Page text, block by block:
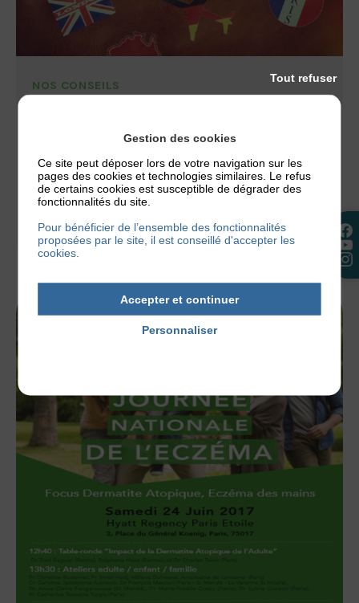
NOS CONSEILS
primordiale pour le bien-être des patients
atopiques. Voici nos différents conseils, pour
préparer...
21 juillet 2017
Gestion des cookies
Ce site peut déposer lors de votre navigation sur les
pages des cookies et technologies similaires. Le refus
de certains cookies est susceptible de dégrader des
fonctionnalités du site.
Pour bénéficier de l’ensemble des fonctionnalités
proposées par le site, il est conseillé d'accepter les
cookies.
Accepter et continuer
Tout refuser
Personnaliser